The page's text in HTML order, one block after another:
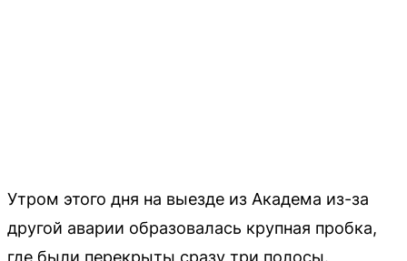
Утром этого дня на выезде из Академа из-за
другой аварии образовалась крупная пробка,